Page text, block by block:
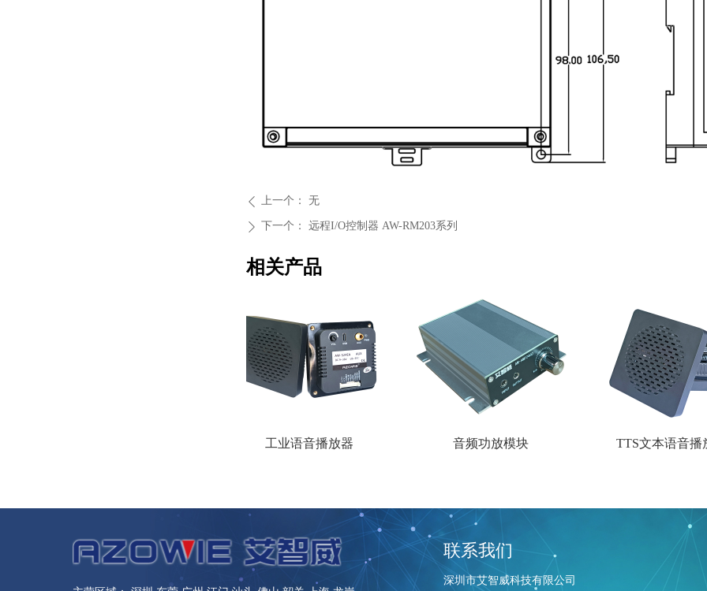
工业语音播放器 音频功放模块 TTS文本语音播放器
相关产品
ꄴ 上一个： 无
ꄲ 下一个： 远程I/O控制器 AW-RM203系列
联系我们
深圳市艾智威科技有限公司